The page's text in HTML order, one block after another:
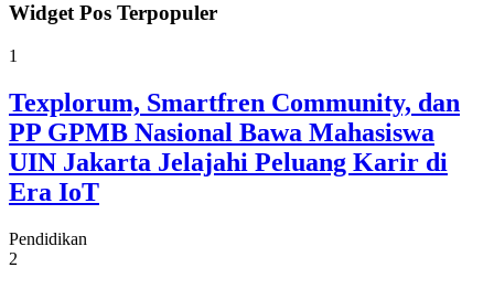
Widget Pos Terpopuler
1
Texplorum, Smartfren Community, dan
PP GPMB Nasional Bawa Mahasiswa
UIN Jakarta Jelajahi Peluang Karir di
Era IoT
Pendidikan
2